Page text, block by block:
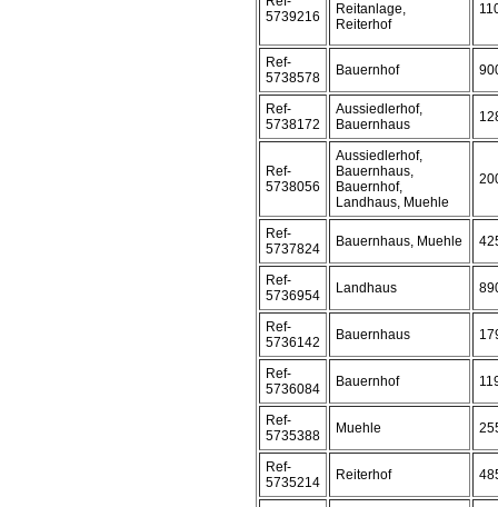
5739216
Reitanlage,
Reiterhof
Ref-
5738578
Bauernhof
Ref-
5738172
Aussiedlerhof,
Bauernhaus
Ref-
5738056
Aussiedlerhof,
Bauernhaus,
Bauernhof,
Landhaus, Muehle
Ref-
5737824
Bauernhaus, Muehle
Ref-
5736954
Landhaus
Ref-
5736142
Bauernhaus
Ref-
5736084
Bauernhof
Ref-
5735388
Muehle
Ref-
5735214
Reiterhof